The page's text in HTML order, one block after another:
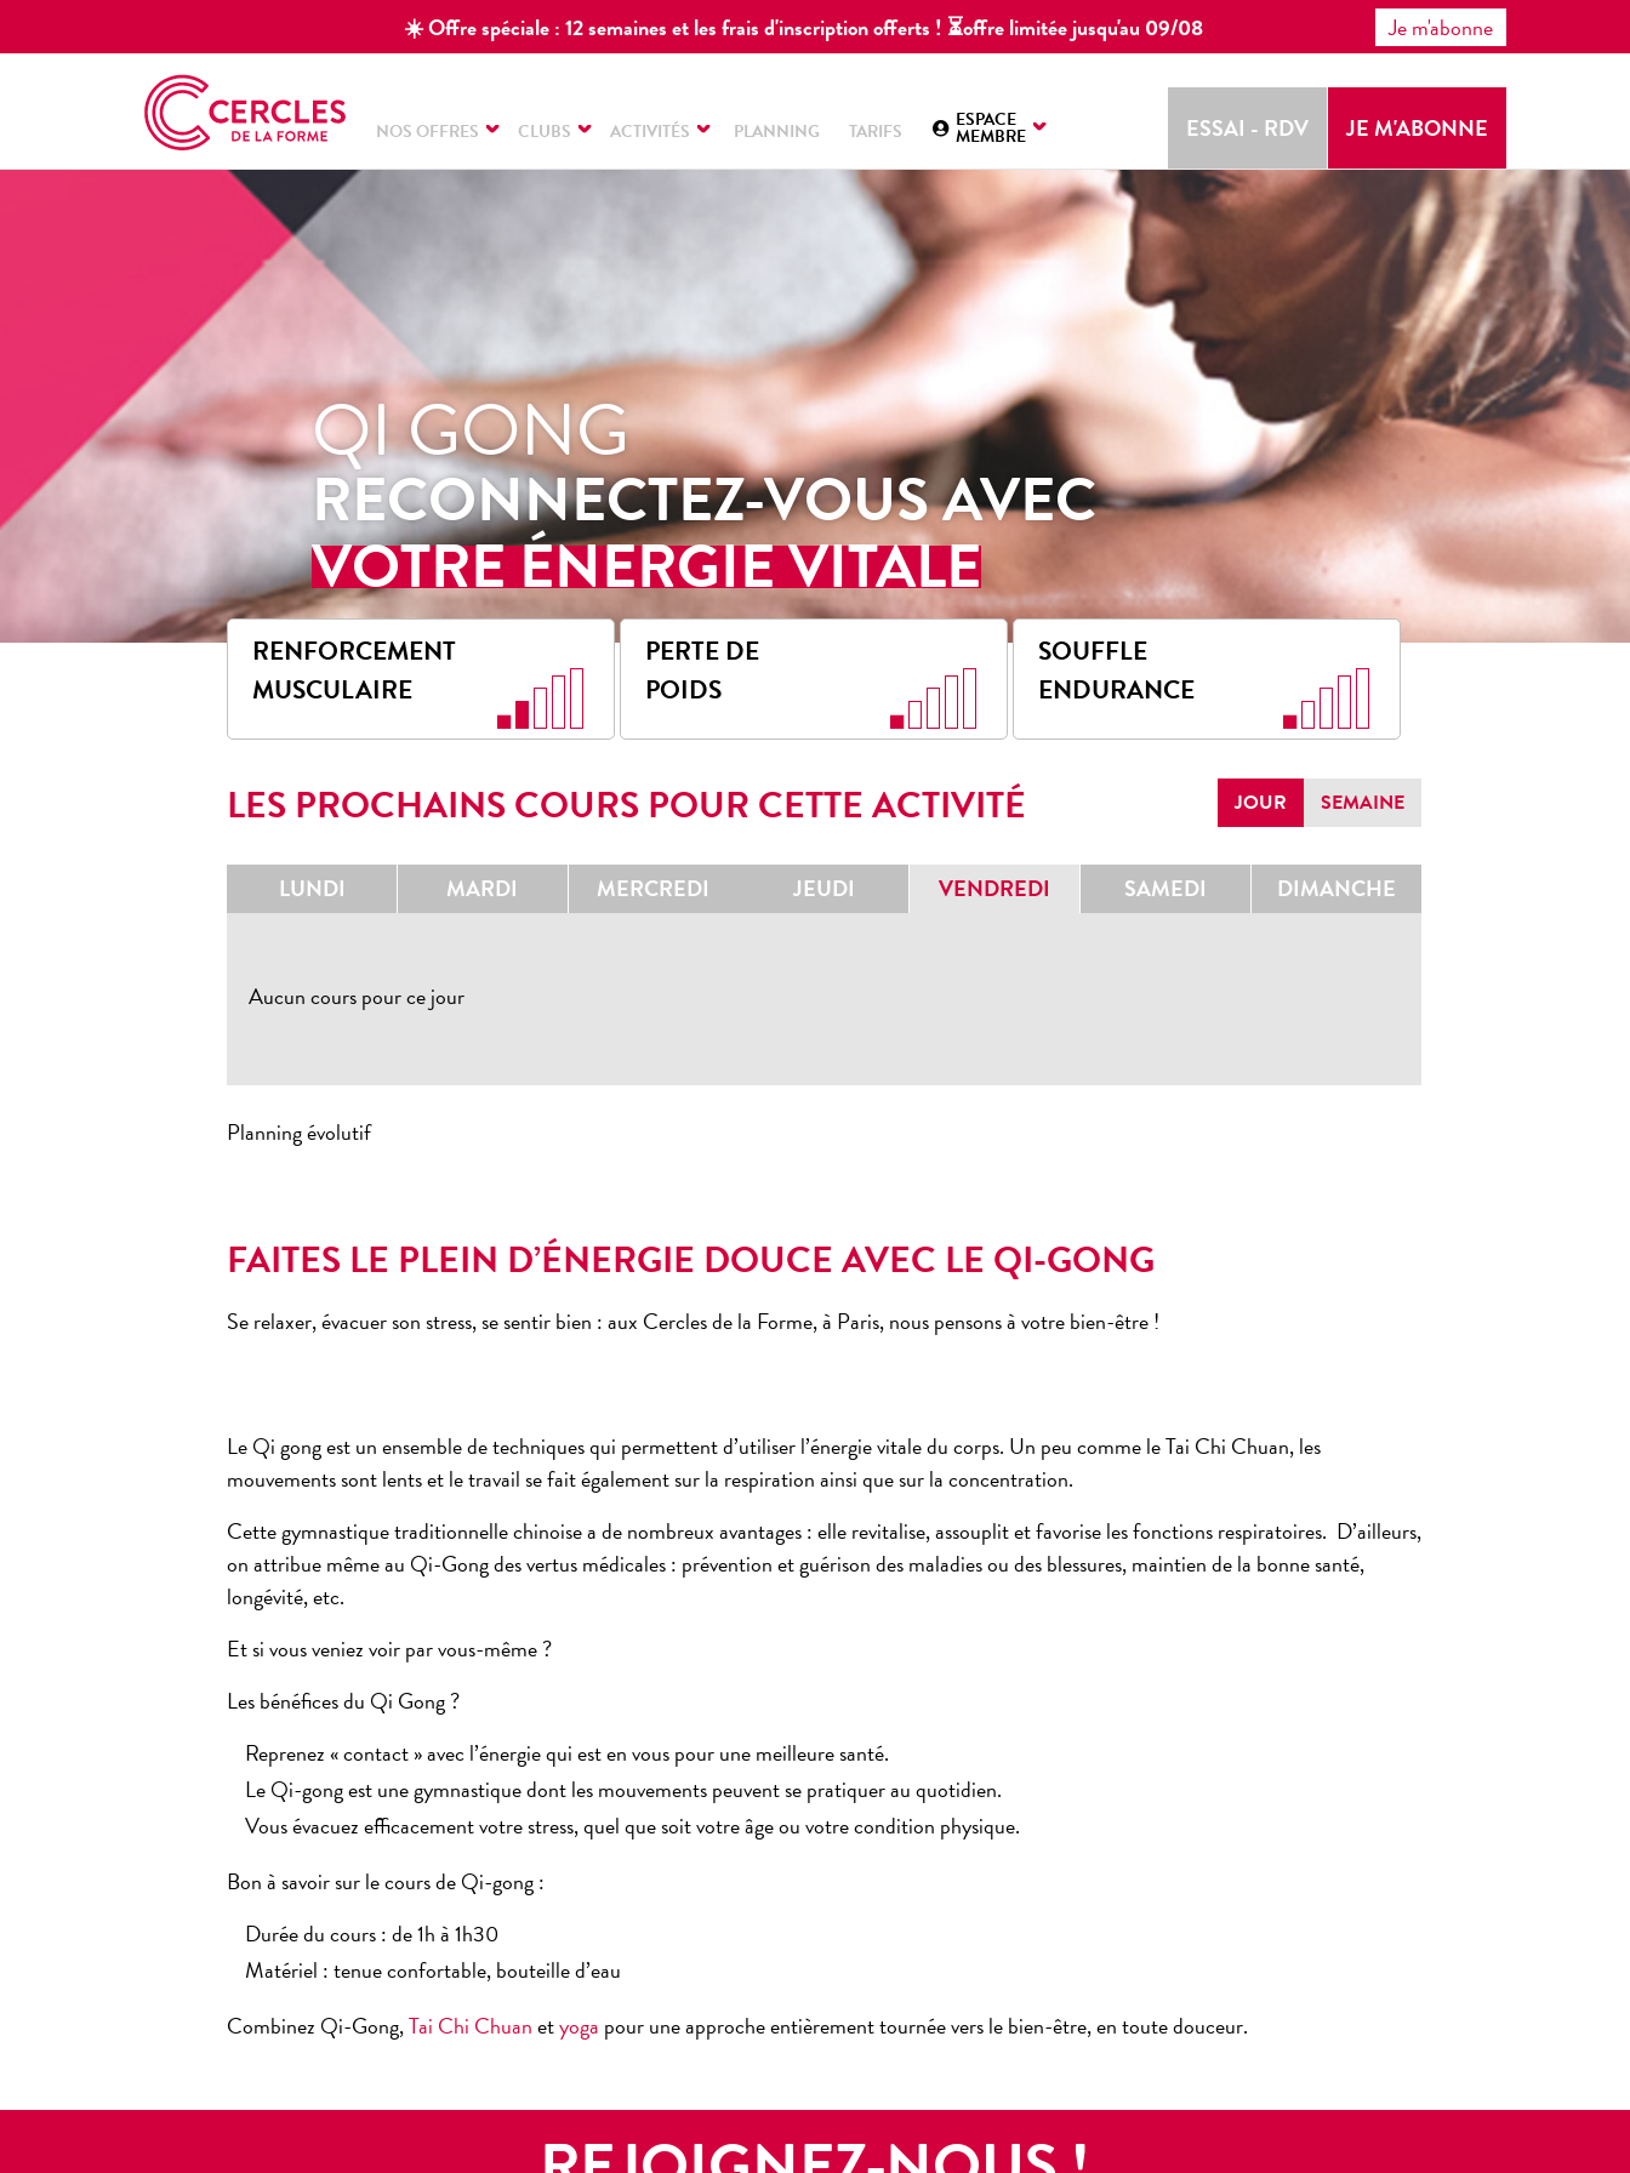
☀️ Offre spéciale : 12 semaines et les frais d'inscription offerts ! ⏳offre limitée jusqu'au 09/08 Je m'abonne
NOS OFFRES CLUBS ACTIVITÉS PLANNING TARIFS ESPACE
MEMBRE ESSAI - RDV JE M'ABONNE
QI GONG
RECONNECTEZ-VOUS AVEC
VOTRE ÉNERGIE VITALE
RENFORCEMENT
MUSCULAIRE
PERTE DE
POIDS
SOUFFLE
ENDURANCE
SEMAINE
JOUR
LES PROCHAINS COURS POUR CETTE ACTIVITÉ
LUNDI MARDI MERCREDI JEUDI VENDREDI SAMEDI DIMANCHE
Aucun cours pour ce jour
Planning évolutif
FAITES LE PLEIN D’ÉNERGIE DOUCE AVEC LE QI-GONG
Se relaxer, évacuer son stress, se sentir bien : aux Cercles de la Forme, à Paris, nous pensons à votre bien-être !
LeQi gongest un ensemble de techniques qui permettent d’utiliser l’énergie vitale du corps. Un peu comme le Tai Chi Chuan, les
mouvements sont lents et le travail se fait également sur la respiration ainsi que sur la concentration.
Cettegymnastique traditionnelle chinoisea de nombreux avantages : elle revitalise, assouplit et favorise les fonctions respiratoires. D’ailleurs,
on attribue même au Qi-Gongdes vertus médicales : prévention et guérison des maladies ou des blessures, maintien de la bonne santé,
longévité, etc.
Et si vous veniez voir par vous-même ?
Les bénéfices du Qi Gong ?
Reprenez « contact » avec l’énergie qui est en vous pour une meilleure santé.
LeQi-gongest une gymnastique dont les mouvements peuvent se pratiquer au quotidien.
Vous évacuez efficacement votre stress, quel que soit votre âge ou votre condition physique.
Bon à savoir sur le cours de Qi-gong :
Durée du cours : de 1h à 1h30
Matériel : tenue confortable, bouteille d’eau
Combinez Qi-Gong,Tai Chi Chuanetyoga pour une approche entièrement tournée vers le bien-être, en toute douceur.